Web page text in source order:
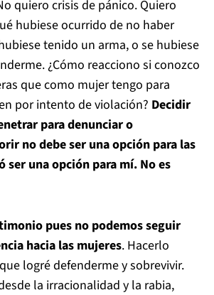
quiero crisis de pánico. Quiero
hubiese ocurrido de no haber
tenido un arma, o se hubiese
¿Cómo reacciono si conozco
que como mujer tengo para
por intento de violación? Decidir
para denunciar o
no debe ser una opción para las
ser una opción para mí. No es
pues no podemos seguir
hacia las mujeres. Hacerlo
logré defenderme y sobrevivir.
la irracionalidad y la rabia,